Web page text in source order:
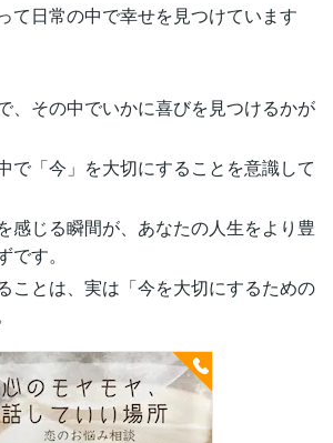
て日常の中で幸せを見つけています
、その中でいかに喜びを見つけるかが
で「今」を大切にすることを意識して
感じる瞬間が、あなたの人生をより豊
す。
ことは、実は「今を大切にするための